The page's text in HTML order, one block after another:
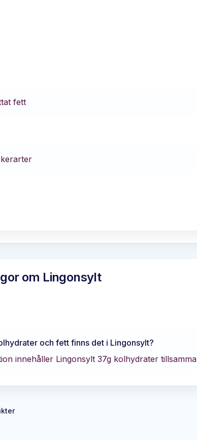
fett
om Lingonsylt
och fett finns det i Lingonsylt?
innehåller Lingonsylt 37g kolhydrater